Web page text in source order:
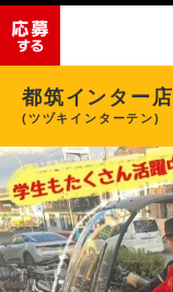
都筑インター店
(ツヅキインターテン)